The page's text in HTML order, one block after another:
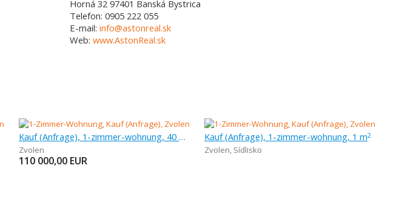
Horná 32 97401 Banská Bystrica
Telefon: 0905 222 055
E-mail: info@astonreal.sk
Web: www.AstonReal.sk
Kauf (Anfrage), 1-zimmer-wohnung, 40 m
Zvolen
110 000,00 EUR
Kauf (Anfrage), 1-zimmer-wohnung, 1 m2
Zvolen, Sídlisko